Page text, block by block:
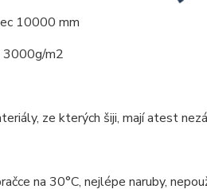
10000 mm
3000g/m2
ze kterých šiji, mají atest
na 30°C, nejlépe naruby,